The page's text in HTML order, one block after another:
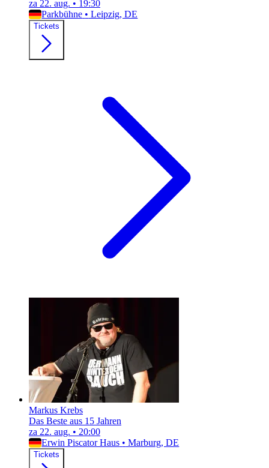
za 22. aug. • 19:30
Parkbühne • Leipzig, DE
Tickets
Markus Krebs
Das Beste aus 15 Jahren
za 22. aug. • 20:00
Erwin Piscator Haus • Marburg, DE
Tickets